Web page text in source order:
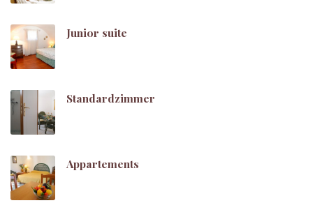
Junior suite
Standardzimmer
Appartements